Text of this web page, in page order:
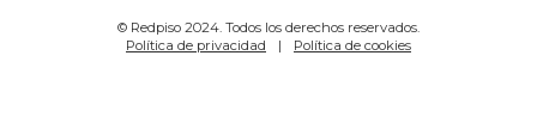
© Redpiso 2024. Todos los derechos reservados.
Política de privacidad
Política de cookies